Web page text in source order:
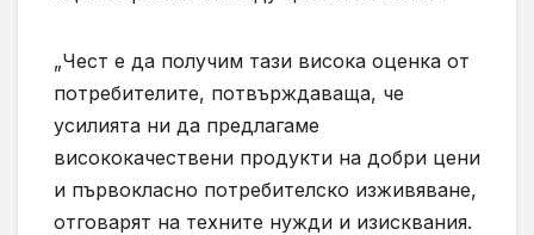
„Чест е да получим тази висока оценка от
потребителите, потвърждаваща, че
усилията ни да предлагаме
висококачествени продукти на добри цени
и първокласно потребителско изживяване,
отговарят на техните нужди и изисквания.